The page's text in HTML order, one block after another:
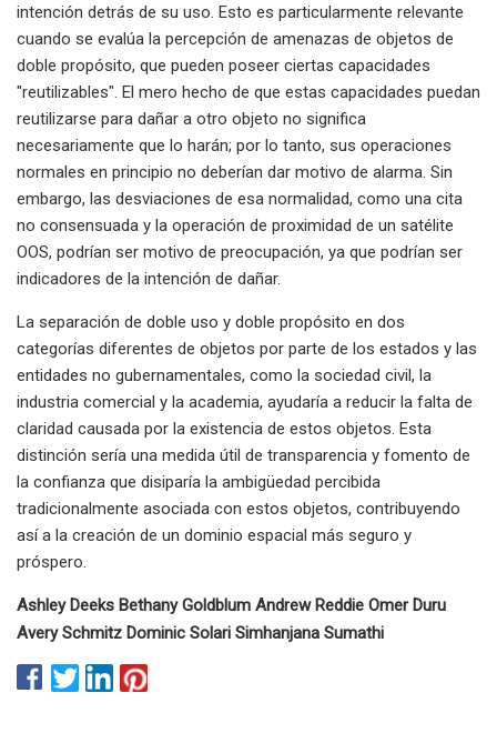
intención detrás de su uso. Esto es particularmente relevante
cuando se evalúa la percepción de amenazas de objetos de
doble propósito, que pueden poseer ciertas capacidades
"reutilizables". El mero hecho de que estas capacidades puedan
reutilizarse para dañar a otro objeto no significa
necesariamente que lo harán; por lo tanto, sus operaciones
normales en principio no deberían dar motivo de alarma. Sin
embargo, las desviaciones de esa normalidad, como una cita
no consensuada y la operación de proximidad de un satélite
OOS, podrían ser motivo de preocupación, ya que podrían ser
indicadores de la intención de dañar.
La separación de doble uso y doble propósito en dos
categorías diferentes de objetos por parte de los estados y las
entidades no gubernamentales, como la sociedad civil, la
industria comercial y la academia, ayudaría a reducir la falta de
claridad causada por la existencia de estos objetos. Esta
distinción sería una medida útil de transparencia y fomento de
la confianza que disiparía la ambigüedad percibida
tradicionalmente asociada con estos objetos, contribuyendo
así a la creación de un dominio espacial más seguro y
próspero.
Ashley Deeks Bethany Goldblum Andrew Reddie Omer Duru
Avery Schmitz Dominic Solari Simhanjana Sumathi